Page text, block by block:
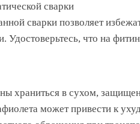
сварки
сварки позволяет
Удостоверьтесь, что на
храниться в сухом,
может привести к